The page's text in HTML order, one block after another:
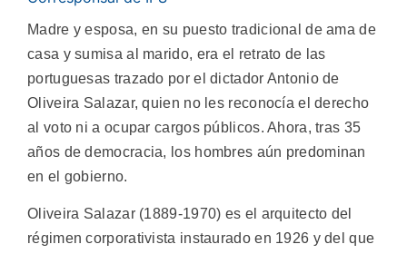
Madre y esposa, en su puesto tradicional de ama de
casa y sumisa al marido, era el retrato de las
portuguesas trazado por el dictador Antonio de
Oliveira Salazar, quien no les reconocía el derecho
al voto ni a ocupar cargos públicos. Ahora, tras 35
años de democracia, los hombres aún predominan
en el gobierno.
Oliveira Salazar (1889-1970) es el arquitecto del
régimen corporativista instaurado en 1926 y del que